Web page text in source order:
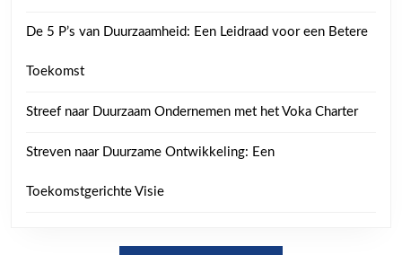
De 5 P’s van Duurzaamheid: Een Leidraad voor een Betere
Toekomst
Streef naar Duurzaam Ondernemen met het Voka Charter
Streven naar Duurzame Ontwikkeling: Een
Toekomstgerichte Visie